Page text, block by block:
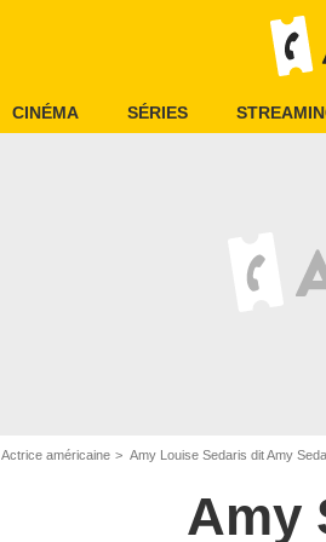
CINÉMA SÉRIES
Actrice américaine Amy Louise Sedaris dit Amy
Amy